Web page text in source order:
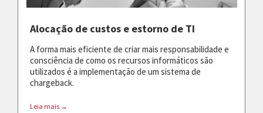
Alocação de custos e estorno de TI
A forma mais eficiente de criar mais responsabilidade e
consciência de como os recursos informáticos são
utilizados é a implementação de um sistema de
chargeback.
Leia mais →